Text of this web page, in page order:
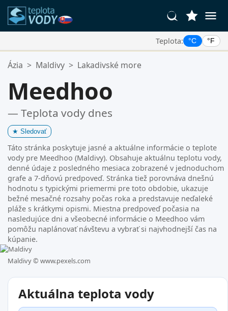
Teplota: °C °F
Vaše Obľúbené Lokality:
Ázia > Maldivy > Lakadivské more
Meedhoo
— Teplota vody dnes
★ Sledovať
Táto stránka poskytuje jasné a aktuálne informácie o teplote
vody pre Meedhoo (Maldivy). Obsahuje aktuálnu teplotu vody,
denné údaje z posledného mesiaca zobrazené v jednoduchom
grafe a 7-dňovú predpoveď. Stránka tiež porovnáva dnešnú
hodnotu s typickými priemermi pre toto obdobie, ukazuje
bežné mesačné rozsahy počas roka a predstavuje neďaleké
pláže s krátkymi opismi. Miestna predpoveď počasia na
nasledujúce dni a všeobecné informácie o Meedhoo vám
pomôžu naplánovať návštevu a vybrať si najvhodnejší čas na
kúpanie.
Maldivy © www.pexels.com
Aktuálna teplota vody